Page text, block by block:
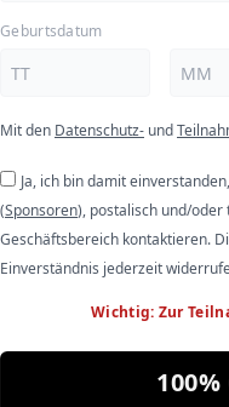
Geburtsdatum
Mit den Datenschutz- und
Ja, ich bin damit
(Sponsoren), postalisch und/oder
Geschäftsbereich kontaktieren.
Einverständnis jederzeit
Wichtig: Zur
100%